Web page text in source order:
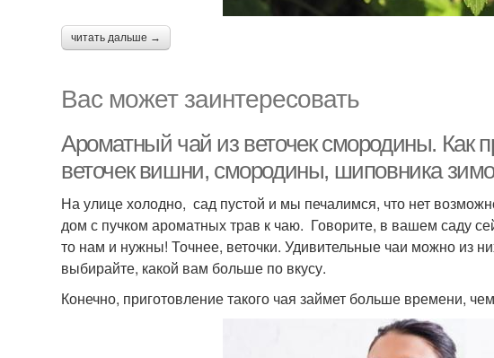
читать дальше →
Вас может заинтересовать
Ароматный чай из веточек смородины. Как
веточек вишни, смородины, шиповника
На улице холодно, сад пустой и мы печалимся, что нет
дом с пучком ароматных трав к чаю. Говорите, в вашем саду
то нам и нужны! Точнее, веточки. Удивительные чаи можно из
выбирайте, какой вам больше по вкусу.
Конечно, приготовление такого чая займет больше времени,